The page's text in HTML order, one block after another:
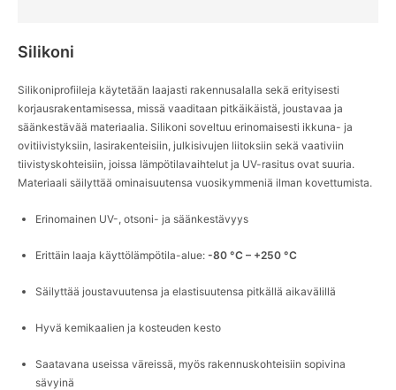
Silikoni
Silikoniprofiileja käytetään laajasti rakennusalalla sekä erityisesti
korjausrakentamisessa, missä vaaditaan pitkäikäistä, joustavaa ja
säänkestävää materiaalia. Silikoni soveltuu erinomaisesti ikkuna- ja
ovitiivistyksiin, lasirakenteisiin, julkisivujen liitoksiin sekä vaativiin
tiivistyskohteisiin, joissa lämpötilavaihtelut ja UV-rasitus ovat suuria.
Materiaali säilyttää ominaisuutensa vuosikymmeniä ilman kovettumista.
Erinomainen UV-, otsoni- ja säänkestävyys
Erittäin laaja käyttölämpötila-alue: -80 °C – +250 °C
Säilyttää joustavuutensa ja elastisuutensa pitkällä aikavälillä
Hyvä kemikaalien ja kosteuden kesto
Saatavana useissa väreissä, myös rakennuskohteisiin sopivina
sävyinä